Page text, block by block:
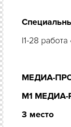
I1-28 работа
МЕДИА-
M1
3 место